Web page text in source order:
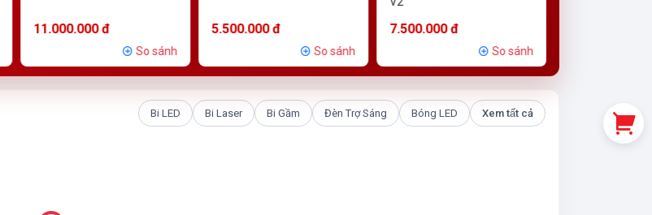
11.000.000 đ
So sánh
5.500.000 đ
So sánh
7.500.000 đ
So sánh
Bi LED Bi Laser Bi Gầm Đèn Trợ Sáng Bóng LED Xem tất cả